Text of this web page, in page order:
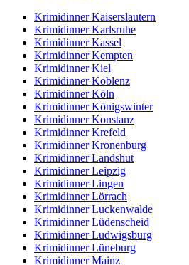
Krimidinner Kaiserslautern
Krimidinner Karlsruhe
Krimidinner Kassel
Krimidinner Kempten
Krimidinner Kiel
Krimidinner Koblenz
Krimidinner Köln
Krimidinner Königswinter
Krimidinner Konstanz
Krimidinner Krefeld
Krimidinner Kronenburg
Krimidinner Landshut
Krimidinner Leipzig
Krimidinner Lingen
Krimidinner Lörrach
Krimidinner Luckenwalde
Krimidinner Lüdenscheid
Krimidinner Ludwigsburg
Krimidinner Lüneburg
Krimidinner Mainz